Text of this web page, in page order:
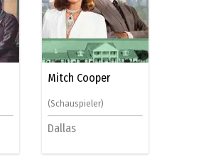
Mitch Cooper
(Schauspieler)
Dallas